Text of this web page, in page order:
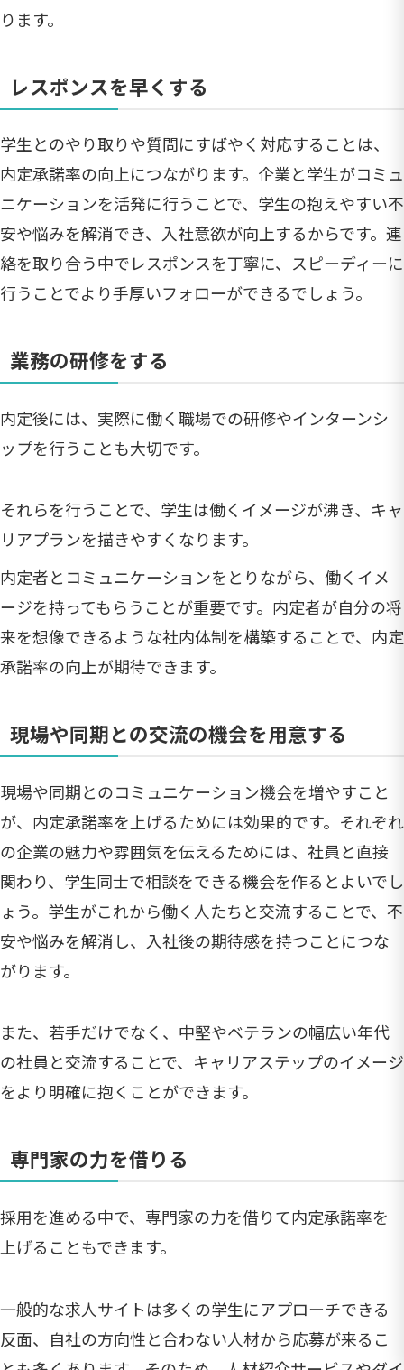
ります。
レスポンスを早くする
学生とのやり取りや質問にすばやく対応することは、
内定承諾率の向上につながります。企業と学生がコミュ
ニケーションを活発に行うことで、学生の抱えやすい不
安や悩みを解消でき、入社意欲が向上するからです。連
絡を取り合う中でレスポンスを丁寧に、スピーディーに
行うことでより手厚いフォローができるでしょう。
業務の研修をする
内定後には、実際に働く職場での研修やインターンシ
ップを行うことも大切です。
それらを行うことで、学生は働くイメージが沸き、キャ
リアプランを描きやすくなります。
内定者とコミュニケーションをとりながら、働くイメ
ージを持ってもらうことが重要です。内定者が自分の将
来を想像できるような社内体制を構築することで、内定
承諾率の向上が期待できます。
現場や同期との交流の機会を用意する
現場や同期とのコミュニケーション機会を増やすこと
が、内定承諾率を上げるためには効果的です。それぞれ
の企業の魅力や雰囲気を伝えるためには、社員と直接
関わり、学生同士で相談をできる機会を作るとよいでし
ょう。学生がこれから働く人たちと交流することで、不
安や悩みを解消し、入社後の期待感を持つことにつな
がります。
また、若手だけでなく、中堅やベテランの幅広い年代
の社員と交流することで、キャリアステップのイメージ
をより明確に抱くことができます。
専門家の力を借りる
採用を進める中で、専門家の力を借りて内定承諾率を
上げることもできます。
一般的な求人サイトは多くの学生にアプローチできる
反面、自社の方向性と合わない人材から応募が来るこ